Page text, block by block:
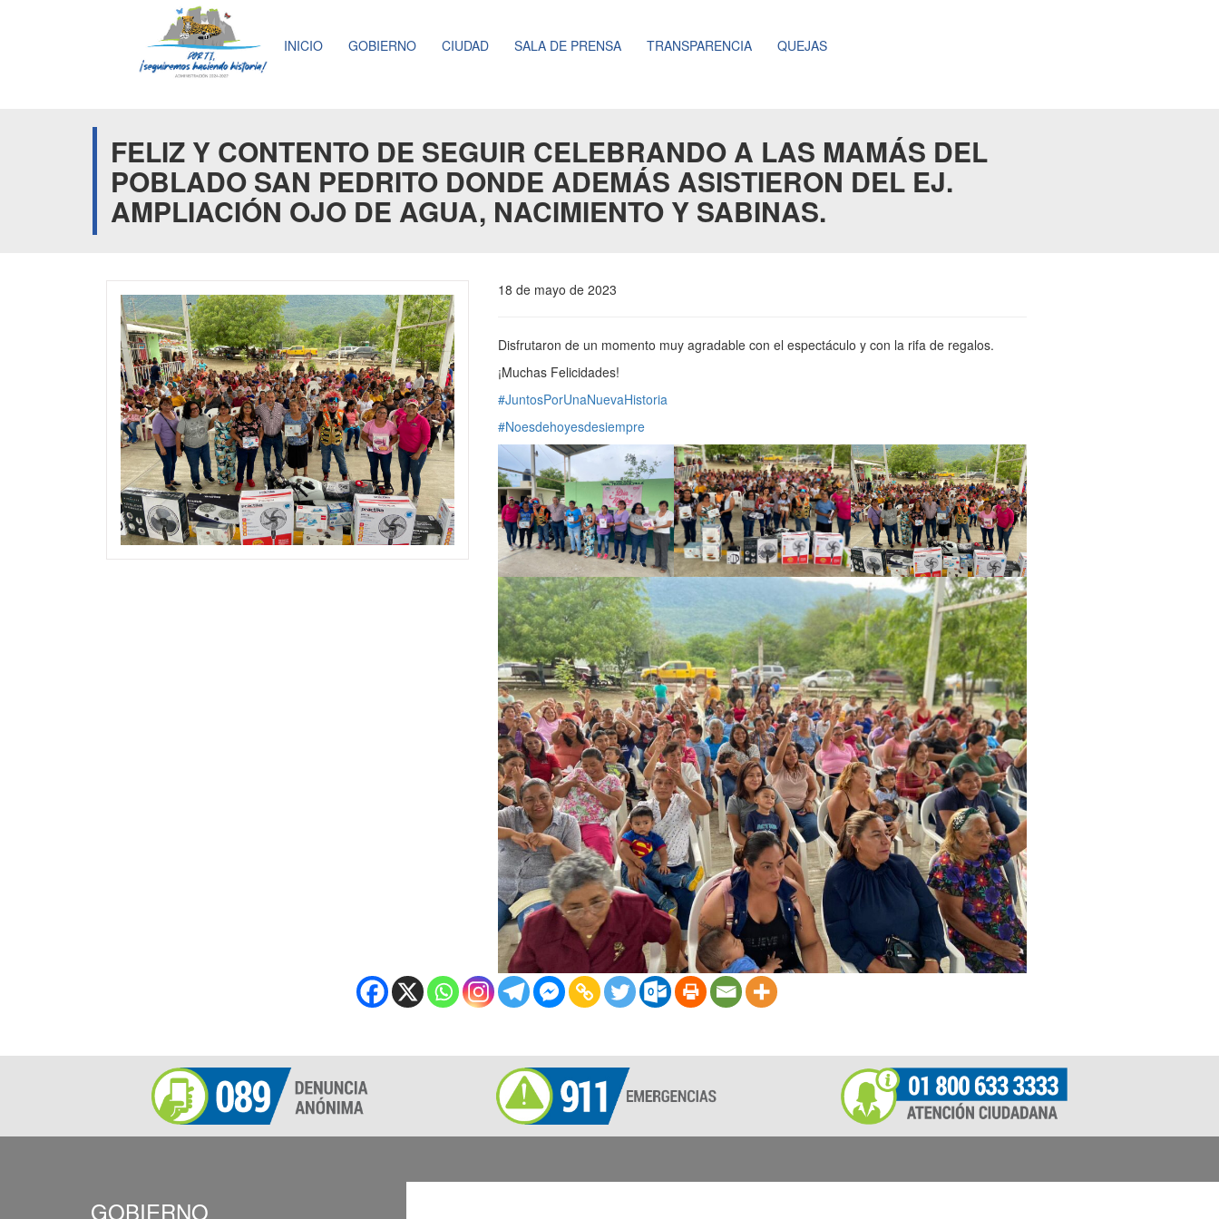
INICIO GOBIERNO CIUDAD SALA DE PRENSA TRANSPARENCIA QUEJAS
FELIZ Y CONTENTO DE SEGUIR CELEBRANDO A LAS MAMÁS DEL
POBLADO SAN PEDRITO DONDE ADEMÁS ASISTIERON DEL EJ.
AMPLIACIÓN OJO DE AGUA, NACIMIENTO Y SABINAS.
18 de mayo de 2023
Disfrutaron de un momento muy agradable con el espectáculo y con la rifa de regalos.
¡Muchas Felicidades!
#JuntosPorUnaNuevaHistoria
#Noesdehoyesdesiempre
GOBIERNO